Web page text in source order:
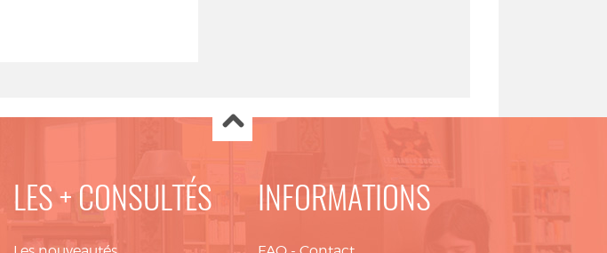
LES + CONSULTÉS INFORMATIONS